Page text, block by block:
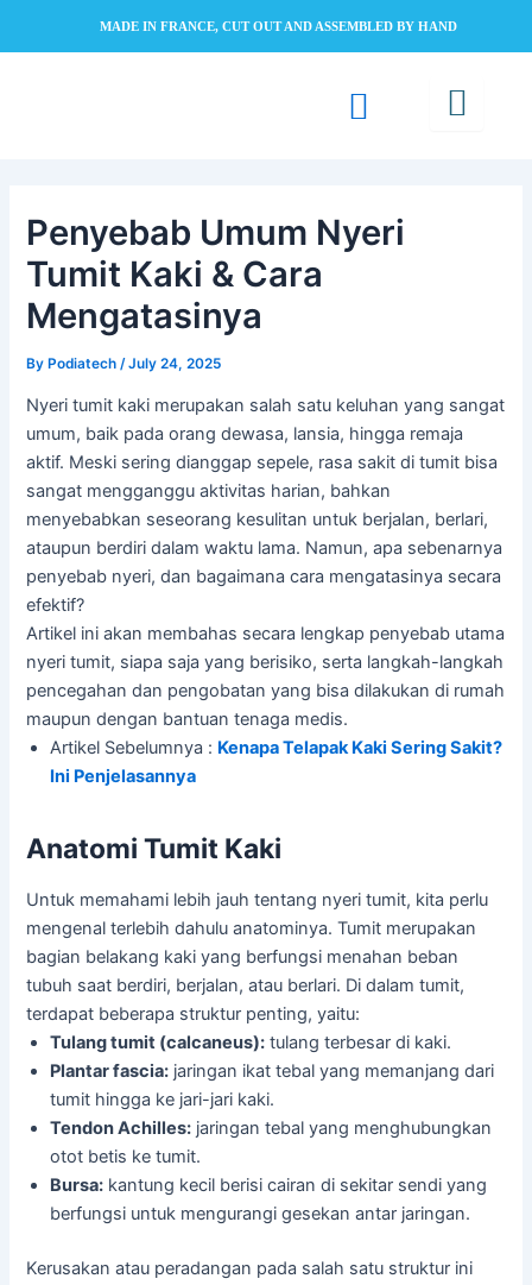
MADE IN FRANCE, CUT OUT AND ASSEMBLED BY HAND
Penyebab Umum Nyeri
Tumit Kaki & Cara
Mengatasinya
ByPodiatech /July 24, 2025
Nyeri tumit kaki merupakan salah satu keluhan yang sangat
umum, baik pada orang dewasa, lansia, hingga remaja
aktif. Meski sering dianggap sepele, rasa sakit di tumit bisa
sangat mengganggu aktivitas harian, bahkan
menyebabkan seseorang kesulitan untuk berjalan, berlari,
ataupun berdiri dalam waktu lama. Namun, apa sebenarnya
penyebab nyeri, dan bagaimana cara mengatasinya secara
efektif?
Artikel ini akan membahas secara lengkap penyebab utama
nyeri tumit, siapa saja yang berisiko, serta langkah-langkah
pencegahan dan pengobatan yang bisa dilakukan di rumah
maupun dengan bantuan tenaga medis.
Artikel Sebelumnya : Kenapa Telapak Kaki Sering Sakit?
Ini Penjelasannya
Anatomi Tumit Kaki
Untuk memahami lebih jauh tentang nyeri tumit, kita perlu
mengenal terlebih dahulu anatominya. Tumit merupakan
bagian belakang kaki yang berfungsi menahan beban
tubuh saat berdiri, berjalan, atau berlari. Di dalam tumit,
terdapat beberapa struktur penting, yaitu:
Tulang tumit (calcaneus): tulang terbesar di kaki.
Plantar fascia: jaringan ikat tebal yang memanjang dari
tumit hingga ke jari-jari kaki.
Tendon Achilles: jaringan tebal yang menghubungkan
otot betis ke tumit.
Bursa: kantung kecil berisi cairan di sekitar sendi yang
berfungsi untuk mengurangi gesekan antar jaringan.
Kerusakan atau peradangan pada salah satu struktur ini